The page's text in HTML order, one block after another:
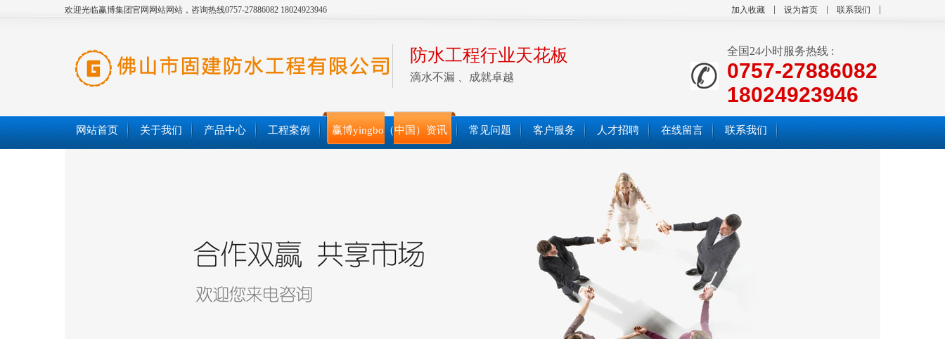
加入收藏 设为首页 联系我们
欢迎光临赢博集团官网网站网站，咨询热线0757-27886082 18024923946
防水工程行业天花板
滴水不漏 、成就卓越
全国24小时服务热线 :
0757-27886082
18024923946
网站首页 关于我们 产品中心 工程案例 赢博yingbo（中国）资讯 常见问题 客户服务 人才招聘 在线留言 联系我们